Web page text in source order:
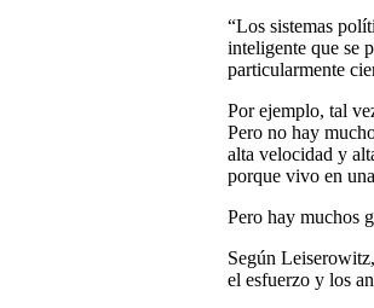
“Los sistemas
inteligente que se
particularmente
Por ejemplo, tal
Pero no hay
alta velocidad y
porque vivo en
Pero hay muchos
Según
el esfuerzo y los